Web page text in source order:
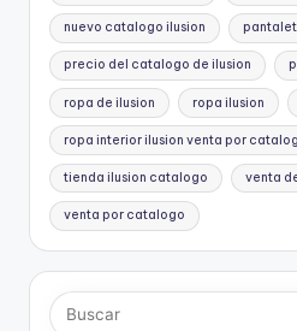
nuevo catalogo ilusion
precio del catalogo de ilusion
ropa de ilusion ropa ilusion
ropa interior ilusion venta por
tienda ilusion catalogo venta
venta por catalogo